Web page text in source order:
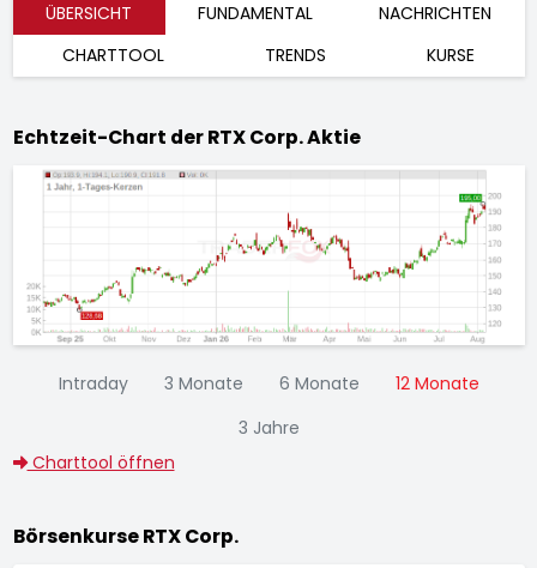
ÜBERSICHT FUNDAMENTAL
NACHRICHTEN
CHARTTOOL
TRENDS KURSE
Echtzeit-Chart der RTX Corp. Aktie
Intraday 3 Monate 6 Monate
12 Monate
3 Jahre
Charttool öffnen
Börsenkurse RTX Corp.